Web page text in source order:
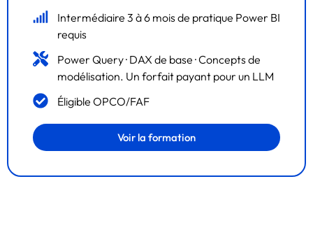
Intermédiaire 3 à 6 mois de pratique Power BI
requis
Power Query · DAX de base · Concepts de
modélisation. Un forfait payant pour un LLM
Éligible OPCO/FAF
Voir la formation